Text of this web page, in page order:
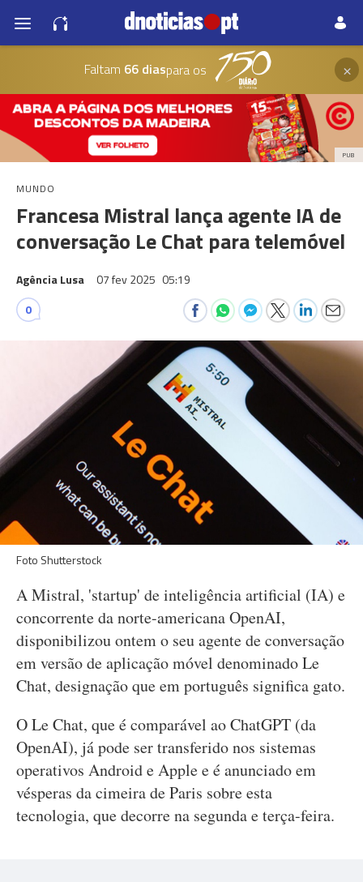
Faltam 66 diaspara os ×
PUB
MUNDO
Francesa Mistral lança agente IA de
conversação Le Chat para telemóvel
Agência Lusa 07 fev 2025 05:19
0
Foto Shutterstock
A Mistral, 'startup' de inteligência artificial (IA) e
concorrente da norte-americana OpenAI,
disponibilizou ontem o seu agente de conversação
em versão de aplicação móvel denominado Le
Chat, designação que em português significa gato.
O Le Chat, que é comparável ao ChatGPT (da
OpenAI), já pode ser transferido nos sistemas
operativos Android e Apple e é anunciado em
vésperas da cimeira de Paris sobre esta
tecnologia, que decorre na segunda e terça-feira.